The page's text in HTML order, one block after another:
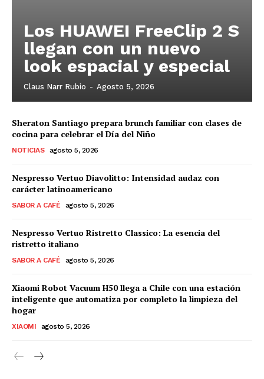
Los HUAWEI FreeClip 2 S
llegan con un nuevo
look espacial y especial
Claus Narr Rubio - Agosto 5, 2026
Sheraton Santiago prepara brunch familiar con clases de
cocina para celebrar el Día del Niño
NOTICIAS agosto 5, 2026
Nespresso Vertuo Diavolitto: Intensidad audaz con
carácter latinoamericano
SABOR A CAFÉ agosto 5, 2026
Nespresso Vertuo Ristretto Classico: La esencia del
ristretto italiano
SABOR A CAFÉ agosto 5, 2026
Xiaomi Robot Vacuum H50 llega a Chile con una estación
inteligente que automatiza por completo la limpieza del
hogar
XIAOMI agosto 5, 2026